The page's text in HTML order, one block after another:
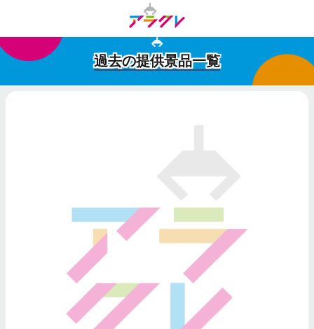
過去の提供景品一覧